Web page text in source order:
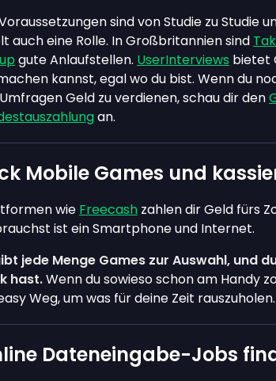
sind von Studie zu Studie
auch eine Rolle. In Großbritannien sind
gute Anlaufstellen. UserInterviews bietet
kannst, egal wo du bist. Wenn du
Geld zu verdienen, schau dir den
an.
Mobile Games und
wie Freecash zahlen dir Geld fürs
ist ein Smartphone und Internet.
jede Menge Games zur Auswahl, und
hast.Wenn du sowieso schon am Handy
Weg, um was für deine Zeit rauszuholen.
Dateneingabe-Jobs